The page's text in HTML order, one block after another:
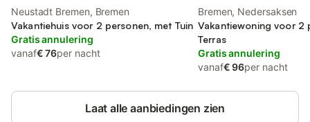
Neustadt Bremen, Bremen
Vakantiehuis voor 2 personen, met Tuin
Gratis annulering
vanaf€ 76per nacht
Bremen, Nedersaksen
Vakantiewoning voor 2
Terras
Gratis annulering
vanaf€ 96per nacht
Laat alle aanbiedingen zien